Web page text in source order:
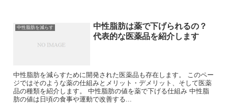
中性脂肪を減らす
中性脂肪は薬で下げられるの？
代表的な医薬品を紹介します
中性脂肪を減らすために開発された医薬品も存在します。 このペー
ジではそのような薬の仕組みとメリット・デメリット、そして医薬
品の種類を紹介します。 中性脂肪の値を薬で下げる仕組み 中性脂
肪の値は日頃の食事や運動で改善する...